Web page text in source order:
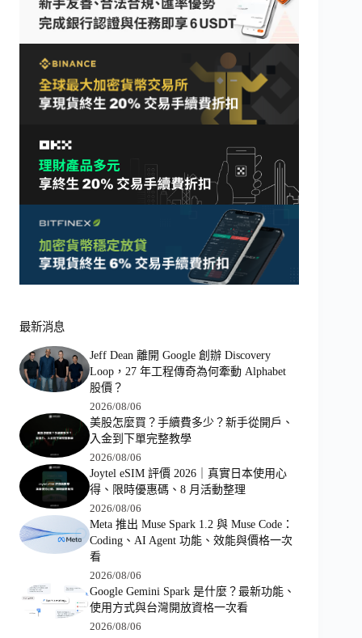
最新消息
Jeff Dean 離開 Google 創辦 Discovery
Loop，27 年工程傳奇為何牽動 Alphabet
股價？
2026/08/06
美股怎麼買？手續費多少？新手從開戶、
入金到下單完整教學
2026/08/06
Joytel eSIM 評價 2026｜真實日本使用心
得、限時優惠碼、8 月活動整理
2026/08/06
Meta 推出 Muse Spark 1.2 與 Muse Code：
Coding、AI Agent 功能、效能與價格一次
看
2026/08/06
Google Gemini Spark 是什麼？最新功能、
使用方式與台灣開放資格一次看
2026/08/06